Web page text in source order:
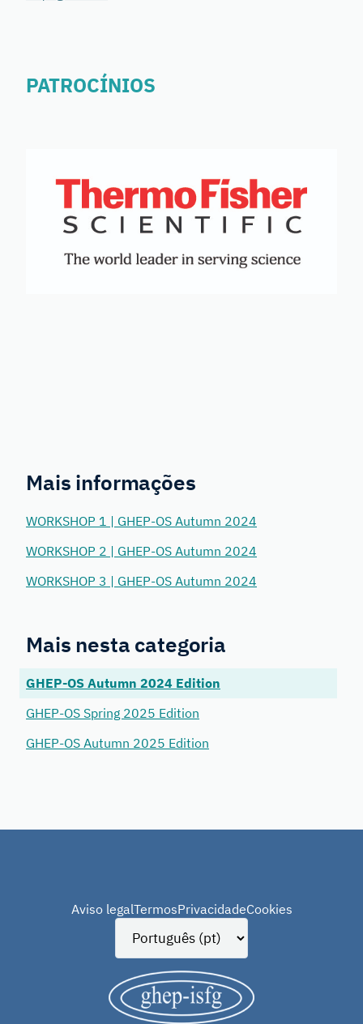
PATROCÍNIOS
Mais informações
WORKSHOP 1 | GHEP-OS Autumn 2024
WORKSHOP 2 | GHEP-OS Autumn 2024
WORKSHOP 3 | GHEP-OS Autumn 2024
Mais nesta categoria
GHEP-OS Autumn 2024 Edition
GHEP-OS Spring 2025 Edition
GHEP-OS Autumn 2025 Edition
Aviso legalTermosPrivacidadeCookies